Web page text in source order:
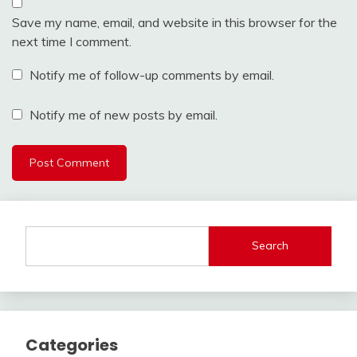
Save my name, email, and website in this browser for the
next time I comment.
Notify me of follow-up comments by email.
Notify me of new posts by email.
Search
Categories